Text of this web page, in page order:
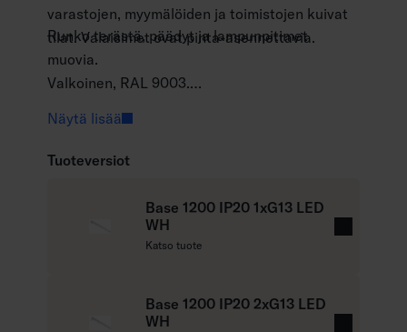
varastojen, myymälöiden ja toimistojen kuivat
tilat. Valaisimet ovat pinta-asennettavia.
Runko terästä, päädyt ja lampunpitimet
muovia.
Valkoinen, RAL 9003.
Pinta-asennus kattoon.
Ketjutettavissa, 3 x 2,5 mm2. Valaisimen
läpivientiaihiot.
Suosittelemme Airam Pro sarjan led-putkia,
jotka voi asentaa valaisimeen molemmin päin.
mukana tulevaa oikosulkusuojaa, joka
laitetaan valaisimessa sulakkeen paikalle.
Näytä lisää
Tuoteversiot
Base 1200 IP20 1xG13 LED
WH
Katso tuote
Base 1200 IP20 2xG13 LED
WH